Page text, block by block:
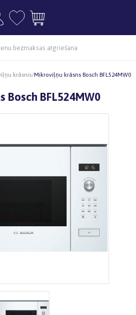
bezmaksas atgriešana
krāsnis/Mikroviļņu krāsns Bosch BFL524MW0
Bosch BFL524MW0